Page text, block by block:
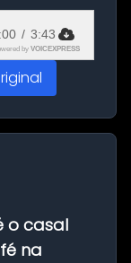
/ 3:43
by VOICEXPRESS
o casal
na